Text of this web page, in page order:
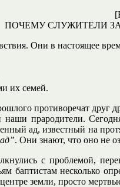
ПОЧЕМУ СЛУЖИТЕЛИ
Они в настоящее
их семей.
противоречат
прародители.
ад, известный на
. Они знают, что оно не
с проблемой,
баптистам несколько
земли, просто